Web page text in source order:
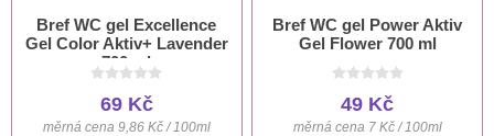
Bref WC gel Excellence
Gel Color Aktiv+ Lavender
700 ml
69 Kč
měrná cena 9,86 Kč / 100ml
Bref WC gel Power Aktiv
Gel Flower 700 ml
49 Kč
měrná cena 7 Kč / 100ml